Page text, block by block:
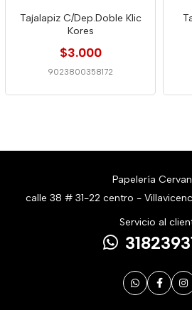
Tajalapiz C/Dep.Doble Klic
Kores
$3.000
9023800358172
Papelería
calle 38 # 31-22 centro -
Servicio al